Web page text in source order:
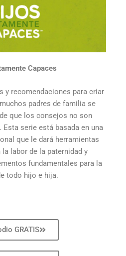
Capaces
y recomendaciones para criar
padres de familia se
que los consejos no son
serie está basada en una
que le dará herramientas
la labor de la paternidad y
fundamentales para la
todo hijo e hija.
GRATIS